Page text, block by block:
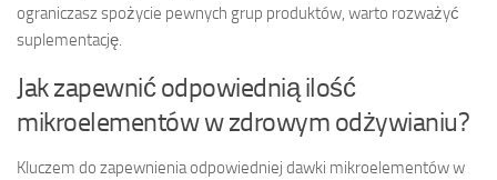
ograniczasz spożycie pewnych grup produktów, warto rozważyć
suplementację.
Jak zapewnić odpowiednią ilość
mikroelementów w zdrowym odżywianiu?
Kluczem do zapewnienia odpowiedniej dawki mikroelementów w